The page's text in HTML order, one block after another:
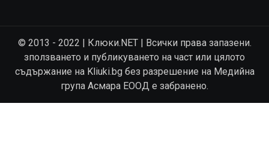
© 2013 - 2022 | Клюки.NET | Всички права запазени.
зползването и публикуването на част или цялото
съдържание на Kliuki.bg без разрешение на Медийна
група Асмара ЕООД е забранено.